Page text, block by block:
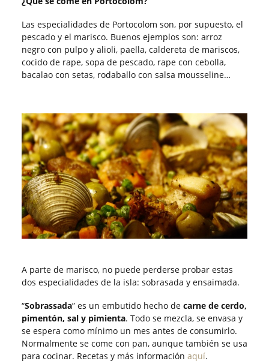
Las especialidades de Portocolom son, por supuesto, el
pescado y el marisco. Buenos ejemplos son: arroz
negro con pulpo y alioli, paella, caldereta de mariscos,
cocido de rape, sopa de pescado, rape con cebolla,
bacalao con setas, rodaballo con salsa mousseline…
A parte de marisco, no puede perderse probar estas
dos especialidades de la isla: sobrasada y ensaimada.
“Sobrassada” es un embutido hecho de carne de cerdo,
pimentón, sal y pimienta. Todo se mezcla, se envasa y
se espera como mínimo un mes antes de consumirlo.
Normalmente se come con pan, aunque también se usa
para cocinar. Recetas y más información aquí.